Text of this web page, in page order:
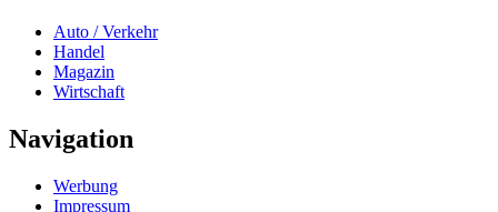
Auto / Verkehr
Handel
Magazin
Wirtschaft
Navigation
Werbung
Impressum